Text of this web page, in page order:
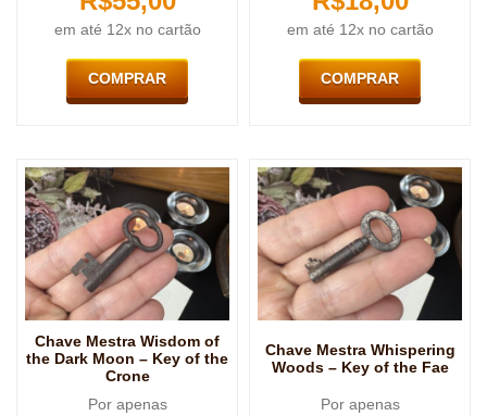
em até 12x no cartão
COMPRAR
em até 12x no cartão
COMPRAR
Chave Mestra Wisdom of
the Dark Moon – Key of the
Crone
Por apenas
Chave Mestra Whispering
Woods – Key of the Fae
Por apenas